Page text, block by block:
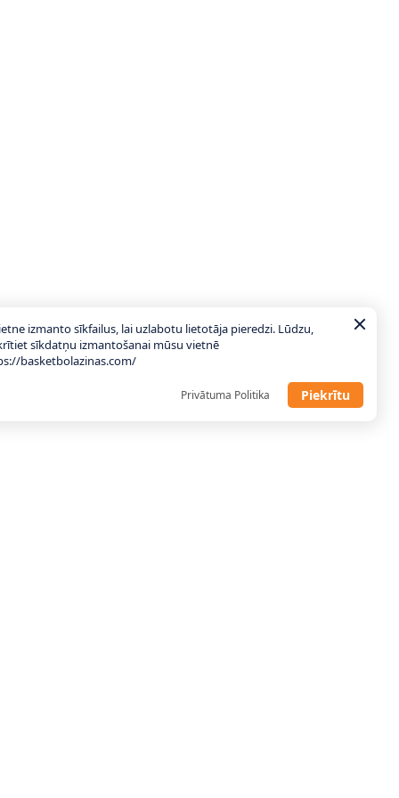
izmanto sīkfailus, lai uzlabotu lietotāja pieredzi. Lūdzu,
sīkdatņu izmantošanai mūsu vietnē
basketbolazinas.com/
Privātuma Politika Piekrītu